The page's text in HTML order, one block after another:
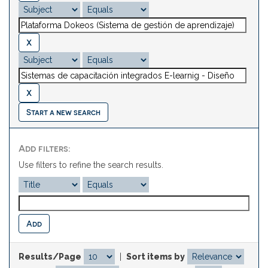
Start a new search
Add filters:
Use filters to refine the search results.
Results/Page
Sort items by